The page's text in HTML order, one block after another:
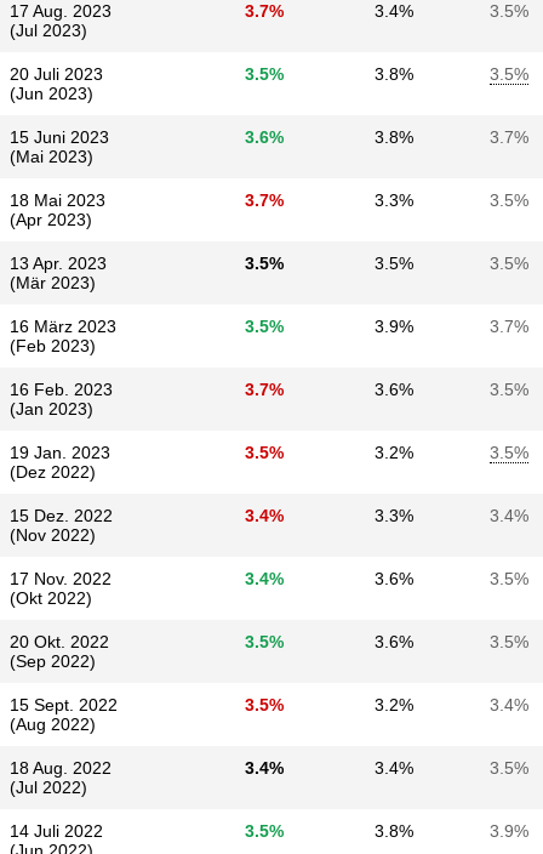
17 Aug. 2023
(Jul 2023)
3.7% 3.4% 3.5%
20 Juli 2023
(Jun 2023)
3.5% 3.8% 3.5%
15 Juni 2023
(Mai 2023)
3.6% 3.8% 3.7%
18 Mai 2023
(Apr 2023)
3.7% 3.3% 3.5%
13 Apr. 2023
(Mär 2023)
3.5% 3.5% 3.5%
16 März 2023
(Feb 2023)
3.5% 3.9% 3.7%
16 Feb. 2023
(Jan 2023)
3.7% 3.6% 3.5%
19 Jan. 2023
(Dez 2022)
3.5% 3.2% 3.5%
15 Dez. 2022
(Nov 2022)
3.4% 3.3% 3.4%
17 Nov. 2022
(Okt 2022)
3.4% 3.6% 3.5%
20 Okt. 2022
(Sep 2022)
3.5% 3.6% 3.5%
15 Sept. 2022
(Aug 2022)
3.5% 3.2% 3.4%
18 Aug. 2022
(Jul 2022)
3.4% 3.4% 3.5%
14 Juli 2022
3.5% 3.8% 3.9%